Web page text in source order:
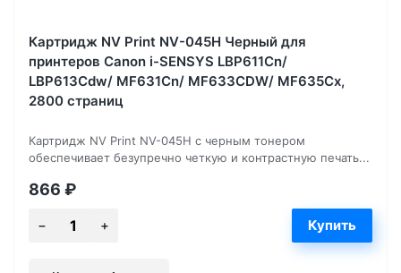
Картридж NV Print NV-045H Черный для
принтеров Canon i-SENSYS LBP611Cn/
LBP613Cdw/ MF631Cn/ MF633CDW/ MF635Cx,
2800 страниц
Картридж NV Print NV-045H с черным тонером
обеспечивает безупречно четкую и контрастную печать...
866 ₽